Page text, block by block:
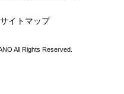
サイトマップ
All Rights Reserved.